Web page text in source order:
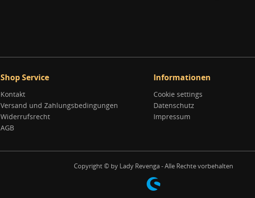
Shop Service
Kontakt
Versand und Zahlungsbedingungen
Widerrufsrecht
AGB
Informationen
Cookie settings
Datenschutz
Impressum
Copyright © by Lady Revenga - Alle Rechte vorbehalten